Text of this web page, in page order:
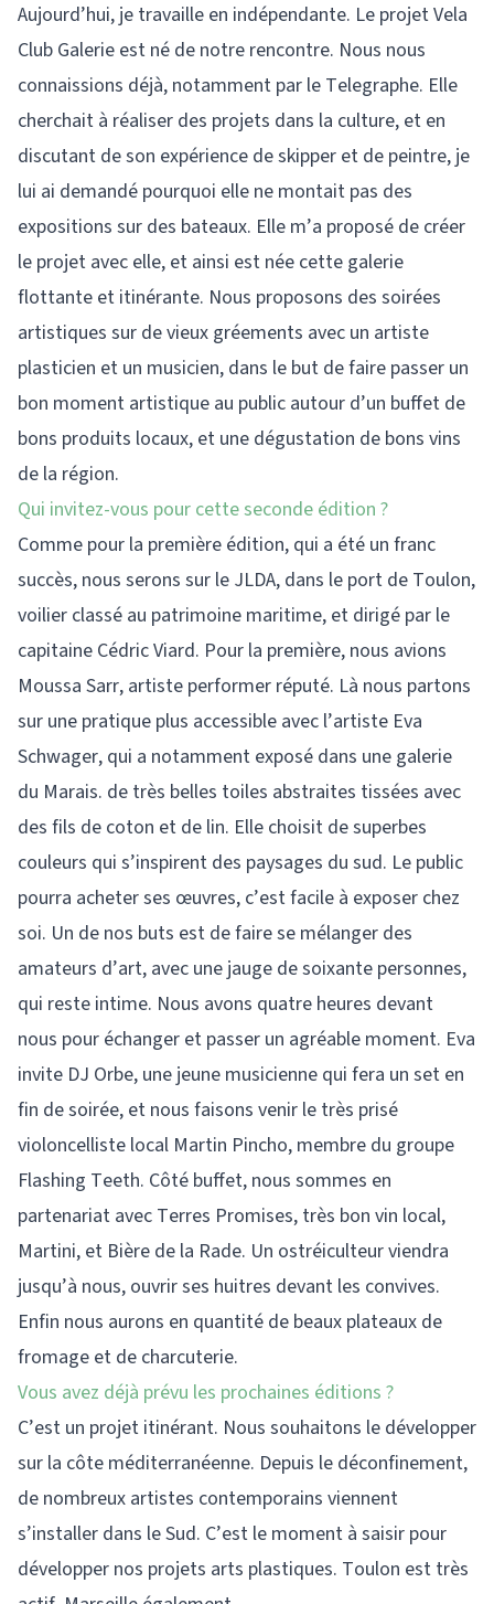
Aujourd’hui, je travaille en indépendante. Le projet Vela
Club Galerie est né de notre rencontre. Nous nous
connaissions déjà, notamment par le Telegraphe. Elle
cherchait à réaliser des projets dans la culture, et en
discutant de son expérience de skipper et de peintre, je
lui ai demandé pourquoi elle ne montait pas des
expositions sur des bateaux. Elle m’a proposé de créer
le projet avec elle, et ainsi est née cette galerie
flottante et itinérante. Nous proposons des soirées
artistiques sur de vieux gréements avec un artiste
plasticien et un musicien, dans le but de faire passer un
bon moment artistique au public autour d’un buffet de
bons produits locaux, et une dégustation de bons vins
de la région.
Qui invitez-vous pour cette seconde édition ?
Comme pour la première édition, qui a été un franc
succès, nous serons sur le JLDA, dans le port de Toulon,
voilier classé au patrimoine maritime, et dirigé par le
capitaine Cédric Viard. Pour la première, nous avions
Moussa Sarr, artiste performer réputé. Là nous partons
sur une pratique plus accessible avec l’artiste Eva
Schwager, qui a notamment exposé dans une galerie
du Marais. de très belles toiles abstraites tissées avec
des fils de coton et de lin. Elle choisit de superbes
couleurs qui s’inspirent des paysages du sud. Le public
pourra acheter ses œuvres, c’est facile à exposer chez
soi. Un de nos buts est de faire se mélanger des
amateurs d’art, avec une jauge de soixante personnes,
qui reste intime. Nous avons quatre heures devant
nous pour échanger et passer un agréable moment. Eva
invite DJ Orbe, une jeune musicienne qui fera un set en
fin de soirée, et nous faisons venir le très prisé
violoncelliste local Martin Pincho, membre du groupe
Flashing Teeth. Côté buffet, nous sommes en
partenariat avec Terres Promises, très bon vin local,
Martini, et Bière de la Rade. Un ostréiculteur viendra
jusqu’à nous, ouvrir ses huitres devant les convives.
Enfin nous aurons en quantité de beaux plateaux de
fromage et de charcuterie.
Vous avez déjà prévu les prochaines éditions ?
C’est un projet itinérant. Nous souhaitons le développer
sur la côte méditerranéenne. Depuis le déconfinement,
de nombreux artistes contemporains viennent
s’installer dans le Sud. C’est le moment à saisir pour
développer nos projets arts plastiques. Toulon est très